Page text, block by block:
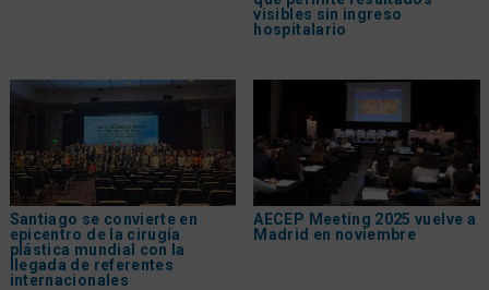
visibles sin ingreso
hospitalario
Santiago se convierte en
epicentro de la cirugía
plástica mundial con la
llegada de referentes
internacionales
AECEP Meeting 2025 vuelve a
Madrid en noviembre